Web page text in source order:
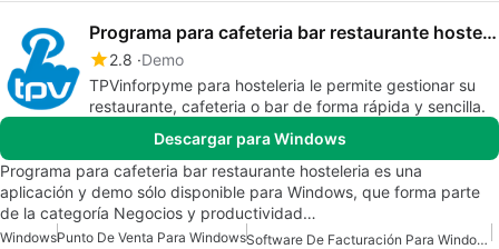
Programa para cafeteria bar restaurante hosteleria
2.8 Demo
TPVinforpyme para hosteleria le permite gestionar su
restaurante, cafeteria o bar de forma rápida y sencilla.
Descargar para Windows
Programa para cafeteria bar restaurante hosteleria es una
aplicación y demo sólo disponible para Windows, que forma parte
de la categoría Negocios y productividad…
WindowsPunto De Venta Para Windows
Software De Facturación Para Windows